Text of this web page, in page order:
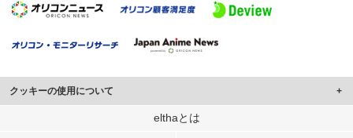
クッキーの使用について
このサイトでは Cookie を使用して、ユーザーに合わせたコンテンツや広告の
elthaとは